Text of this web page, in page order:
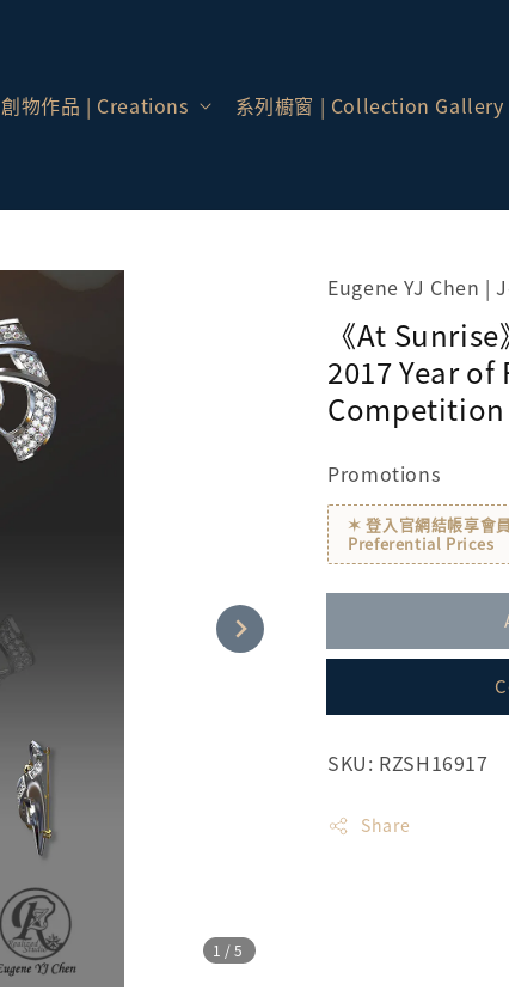
創物作品 | Creations 系列櫥窗 | Collection Gallery
1 /5
Eugene YJ Chen |
《At
2017 Year
Competition
Promotions
✶ 登入官網結帳享會
Preferential Prices
SKU: RZSH16917
Share